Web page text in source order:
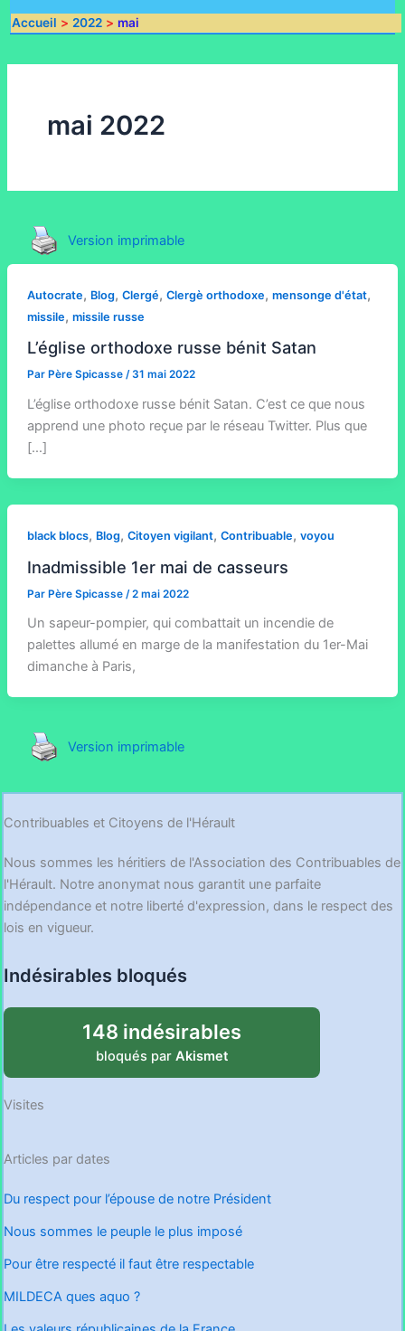
Accueil 2022 mai
mai 2022
Version imprimable
Autocrate, Blog, Clergé, Clergè orthodoxe, mensonge d'état,
missile, missile russe
L’église orthodoxe russe bénit Satan
Par Père Spicasse /31 mai 2022
L’église orthodoxe russe bénit Satan. C’est ce que nous
apprend une photo reçue par le réseau Twitter. Plus que
[…]
black blocs, Blog, Citoyen vigilant, Contribuable, voyou
Inadmissible 1er mai de casseurs
Par Père Spicasse /2 mai 2022
Un sapeur-pompier, qui combattait un incendie de
palettes allumé en marge de la manifestation du 1er-Mai
dimanche à Paris,
Version imprimable
Contribuables et Citoyens de l'Hérault
Nous sommes les héritiers de l'Association des Contribuables de
l'Hérault. Notre anonymat nous garantit une parfaite
indépendance et notre liberté d'expression, dans le respect des
lois en vigueur.
Indésirables bloqués
148 indésirables
bloqués par Akismet
Visites
Articles par dates
Du respect pour l’épouse de notre Président
Nous sommes le peuple le plus imposé
Pour être respecté il faut être respectable
MILDECA ques aquo ?